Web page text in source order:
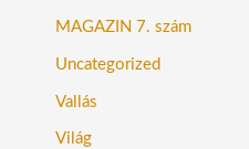
MAGAZIN 7. szám
Uncategorized
Vallás
Világ